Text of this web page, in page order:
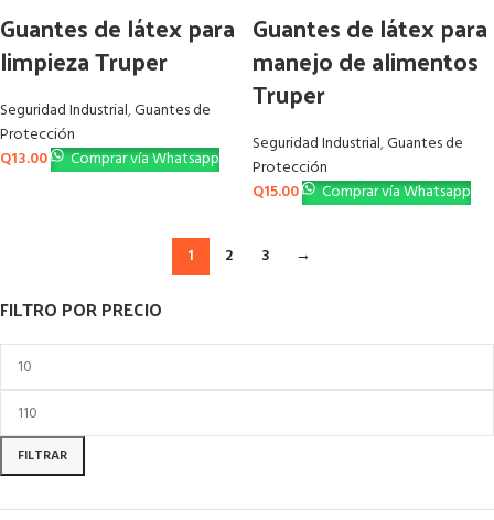
FILTRO POR PRECIO
FILTRAR
Guantes de látex para
limpieza Truper
Seguridad Industrial,Guantes de
Protección
Q13.00 Comprar vía Whatsapp
Guantes de látex para
manejo de alimentos
Truper
Seguridad Industrial,Guantes de
Protección
Q15.00 Comprar vía Whatsapp
1 2 3 →